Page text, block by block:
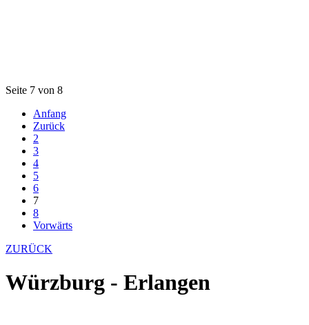
Seite 7 von 8
Anfang
Zurück
2
3
4
5
6
7
8
Vorwärts
ZURÜCK
Würzburg - Erlangen